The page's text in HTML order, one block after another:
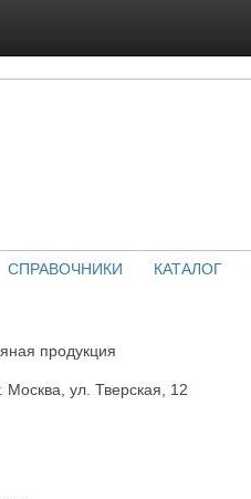
СПРАВОЧНИКИ КАТАЛОГ
продукция
Москва, ул. Тверская, 12